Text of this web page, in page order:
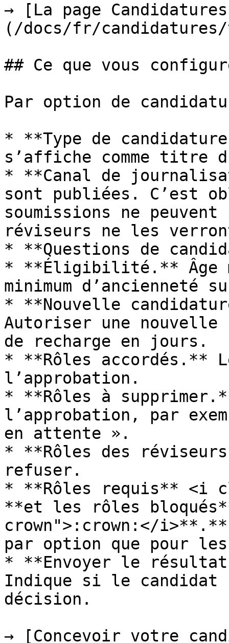
→ [La page
(/docs/fr/
## Ce que vous
Par option de
* **Type de
s’affiche comme titre
* **Canal de
sont publiées. C’est
soumissions ne
réviseurs ne les
* **Questions de
* **Éligibilité.** Âge
minimum d’ancienneté
* **Nouvelle
Autoriser une nouvelle
de recharge en jours.
* **Rôles accordés.**
l’approbation.
* **Rôles à
l’approbation, par
en attente ».
* **Rôles des
refuser.
* **Rôles requis** <i
**et les rôles
crown">:crown:</
par option que pour
* **Envoyer le résultat
Indique si le candidat
décision.
→ [Concevoir votre